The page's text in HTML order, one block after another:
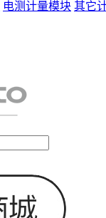
电测计量模块 其它